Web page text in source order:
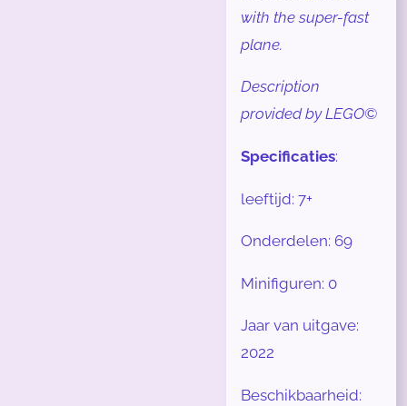
with the super-fast
plane.
Description
provided by LEGO©
Specificaties:
leeftijd: 7+
Onderdelen: 69
Minifiguren: 0
Jaar van uitgave:
2022
Beschikbaarheid: